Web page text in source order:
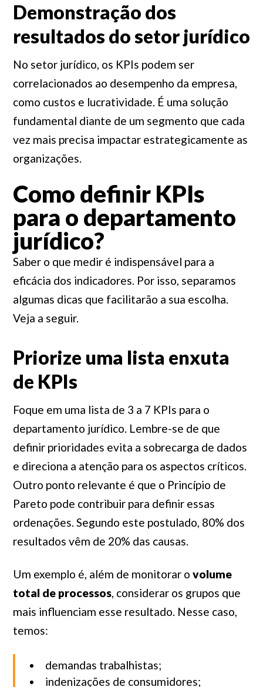
Demonstração dos
resultados do setor jurídico
No setor jurídico, os KPIs podem ser
correlacionados ao desempenho da empresa,
como custos e lucratividade. É uma solução
fundamental diante de um segmento que cada
vez mais precisa impactar estrategicamente as
organizações.
Como definir KPIs
para o departamento
jurídico?
Saber o que medir é indispensável para a
eficácia dos indicadores. Por isso, separamos
algumas dicas que facilitarão a sua escolha.
Veja a seguir.
Priorize uma lista enxuta
de KPIs
Foque em uma lista de 3 a 7 KPIs para o
departamento jurídico. Lembre-se de que
definir prioridades evita a sobrecarga de dados
e direciona a atenção para os aspectos críticos.
Outro ponto relevante é que o Princípio de
Pareto pode contribuir para definir essas
ordenações. Segundo este postulado, 80% dos
resultados vêm de 20% das causas.
Um exemplo é, além de monitorar o volume
total de processos, considerar os grupos que
mais influenciam esse resultado. Nesse caso,
temos:
demandas trabalhistas;
indenizações de consumidores;